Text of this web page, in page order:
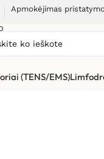
Apmokėjimas
(TENS/EMS)